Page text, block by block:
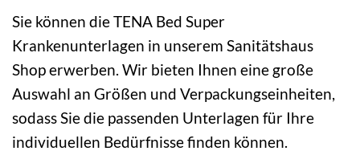
Sie können die TENA Bed Super
Krankenunterlagen in unserem Sanitätshaus
Shop erwerben. Wir bieten Ihnen eine große
Auswahl an Größen und Verpackungseinheiten,
sodass Sie die passenden Unterlagen für Ihre
individuellen Bedürfnisse finden können.